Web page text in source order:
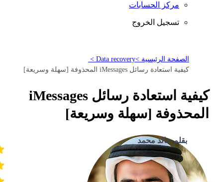
مركز الحسابات
تسجيل الخروج
الصفحة الرئيسية >Data recovery >
كيفية استعادة رسائل iMessages المحذوفة [سهلة وسريعة]
كيفية استعادة رسائل iMessages
المحذوفة [سهلة وسريعة]
بقلم خالد محمد